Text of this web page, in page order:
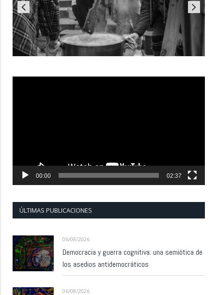
00:00 02:37
ÚLTIMAS PUBLICACIONES
06/08/2026
Democracia y guerra cognitiva: una semiótica de
los asedios antidemocráticos
06/08/2026